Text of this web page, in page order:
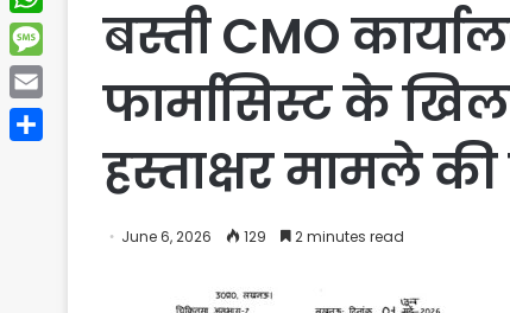
बस्ती CMO
फार्मासिस्ट के
हस्ताक्षर मामले की
June 6, 2026 129 2 minutes read
WhatsApp
Message
Email